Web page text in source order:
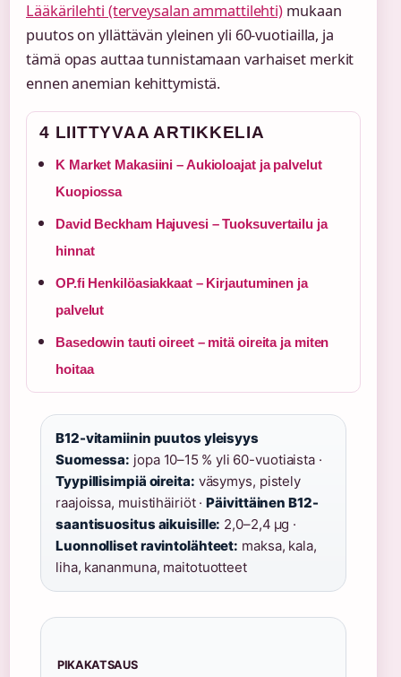
Lääkärilehti (terveysalan ammattilehti) mukaan
puutos on yllättävän yleinen yli 60-vuotiailla, ja
tämä opas auttaa tunnistamaan varhaiset merkit
ennen anemian kehittymistä.
4 LIITTYVAA ARTIKKELIA
K Market Makasiini – Aukioloajat ja palvelut
Kuopiossa
David Beckham Hajuvesi – Tuoksuvertailu ja
hinnat
OP.fi Henkilöasiakkaat – Kirjautuminen ja
palvelut
Basedowin tauti oireet – mitä oireita ja miten
hoitaa
B12-vitamiinin puutos yleisyys
Suomessa: jopa 10–15 % yli 60-vuotiaista ·
Tyypillisimpiä oireita: väsymys, pistely
raajoissa, muistihäiriöt ·Päivittäinen B12-
saantisuositus aikuisille: 2,0–2,4 µg ·
Luonnolliset ravintolähteet: maksa, kala,
liha, kananmuna, maitotuotteet
PIKAKATSAUS